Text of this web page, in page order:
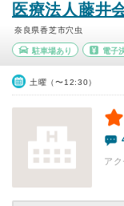
医療法人藤井
奈良県香芝市穴虫
駐車場あり 電子
土曜（〜12:30）
ア